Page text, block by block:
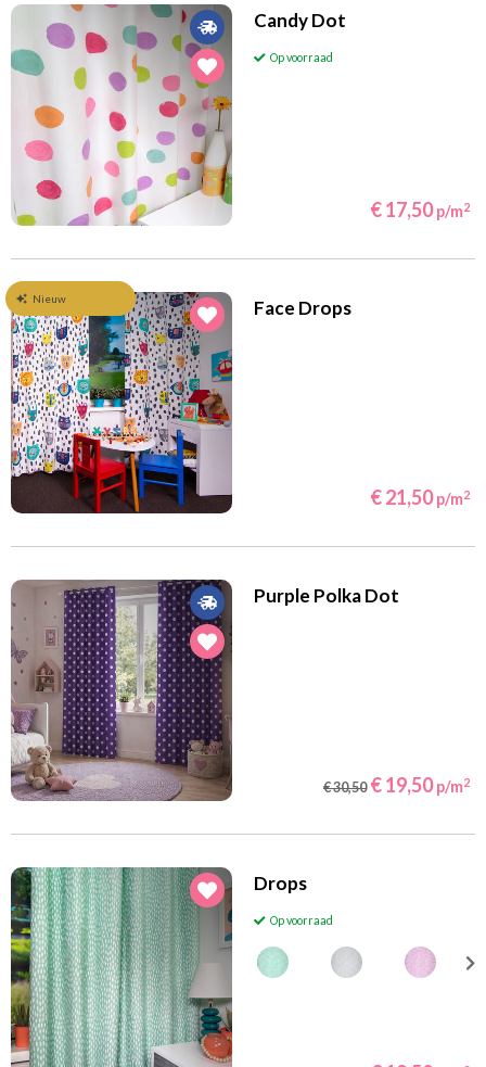
Candy Dot
Op voorraad
€ 17,50 p/m2
Nieuw Face Drops
€ 21,50 p/m2
Purple Polka Dot
€ 30,50 € 19,50 p/m2
Drops
Op voorraad